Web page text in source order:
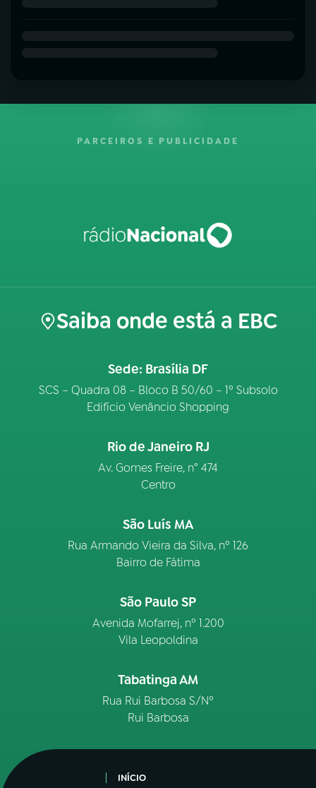
PARCEIROS E PUBLICIDADE
Saiba onde está a EBC
Sede: Brasília DF
SCS – Quadra 08 – Bloco B 50/60 – 1º Subsolo
Edifício Venâncio Shopping
Rio de Janeiro RJ
Av. Gomes Freire, n° 474
Centro
São Luís MA
Rua Armando Vieira da Silva, nº 126
Bairro de Fátima
São Paulo SP
Avenida Mofarrej, nº 1.200
Vila Leopoldina
Tabatinga AM
Rua Rui Barbosa S/Nº
Rui Barbosa
INÍCIO